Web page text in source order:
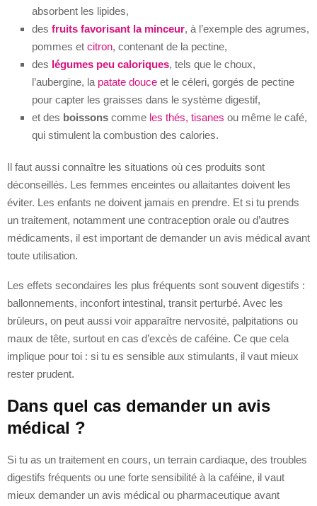
absorbent les lipides,
des fruits favorisant la minceur, à l’exemple des agrumes,
pommes et citron, contenant de la pectine,
des légumes peu caloriques, tels que le choux,
l’aubergine, la patate douce et le céleri, gorgés de pectine
pour capter les graisses dans le système digestif,
et des boissons comme les thés, tisanes ou même le café,
qui stimulent la combustion des calories.
Il faut aussi connaître les situations où ces produits sont
déconseillés. Les femmes enceintes ou allaitantes doivent les
éviter. Les enfants ne doivent jamais en prendre. Et si tu prends
un traitement, notamment une contraception orale ou d’autres
médicaments, il est important de demander un avis médical avant
toute utilisation.
Les effets secondaires les plus fréquents sont souvent digestifs :
ballonnements, inconfort intestinal, transit perturbé. Avec les
brûleurs, on peut aussi voir apparaître nervosité, palpitations ou
maux de tête, surtout en cas d’excès de caféine. Ce que cela
implique pour toi : si tu es sensible aux stimulants, il vaut mieux
rester prudent.
Dans quel cas demander un avis
médical ?
Si tu as un traitement en cours, un terrain cardiaque, des troubles
digestifs fréquents ou une forte sensibilité à la caféine, il vaut
mieux demander un avis médical ou pharmaceutique avant